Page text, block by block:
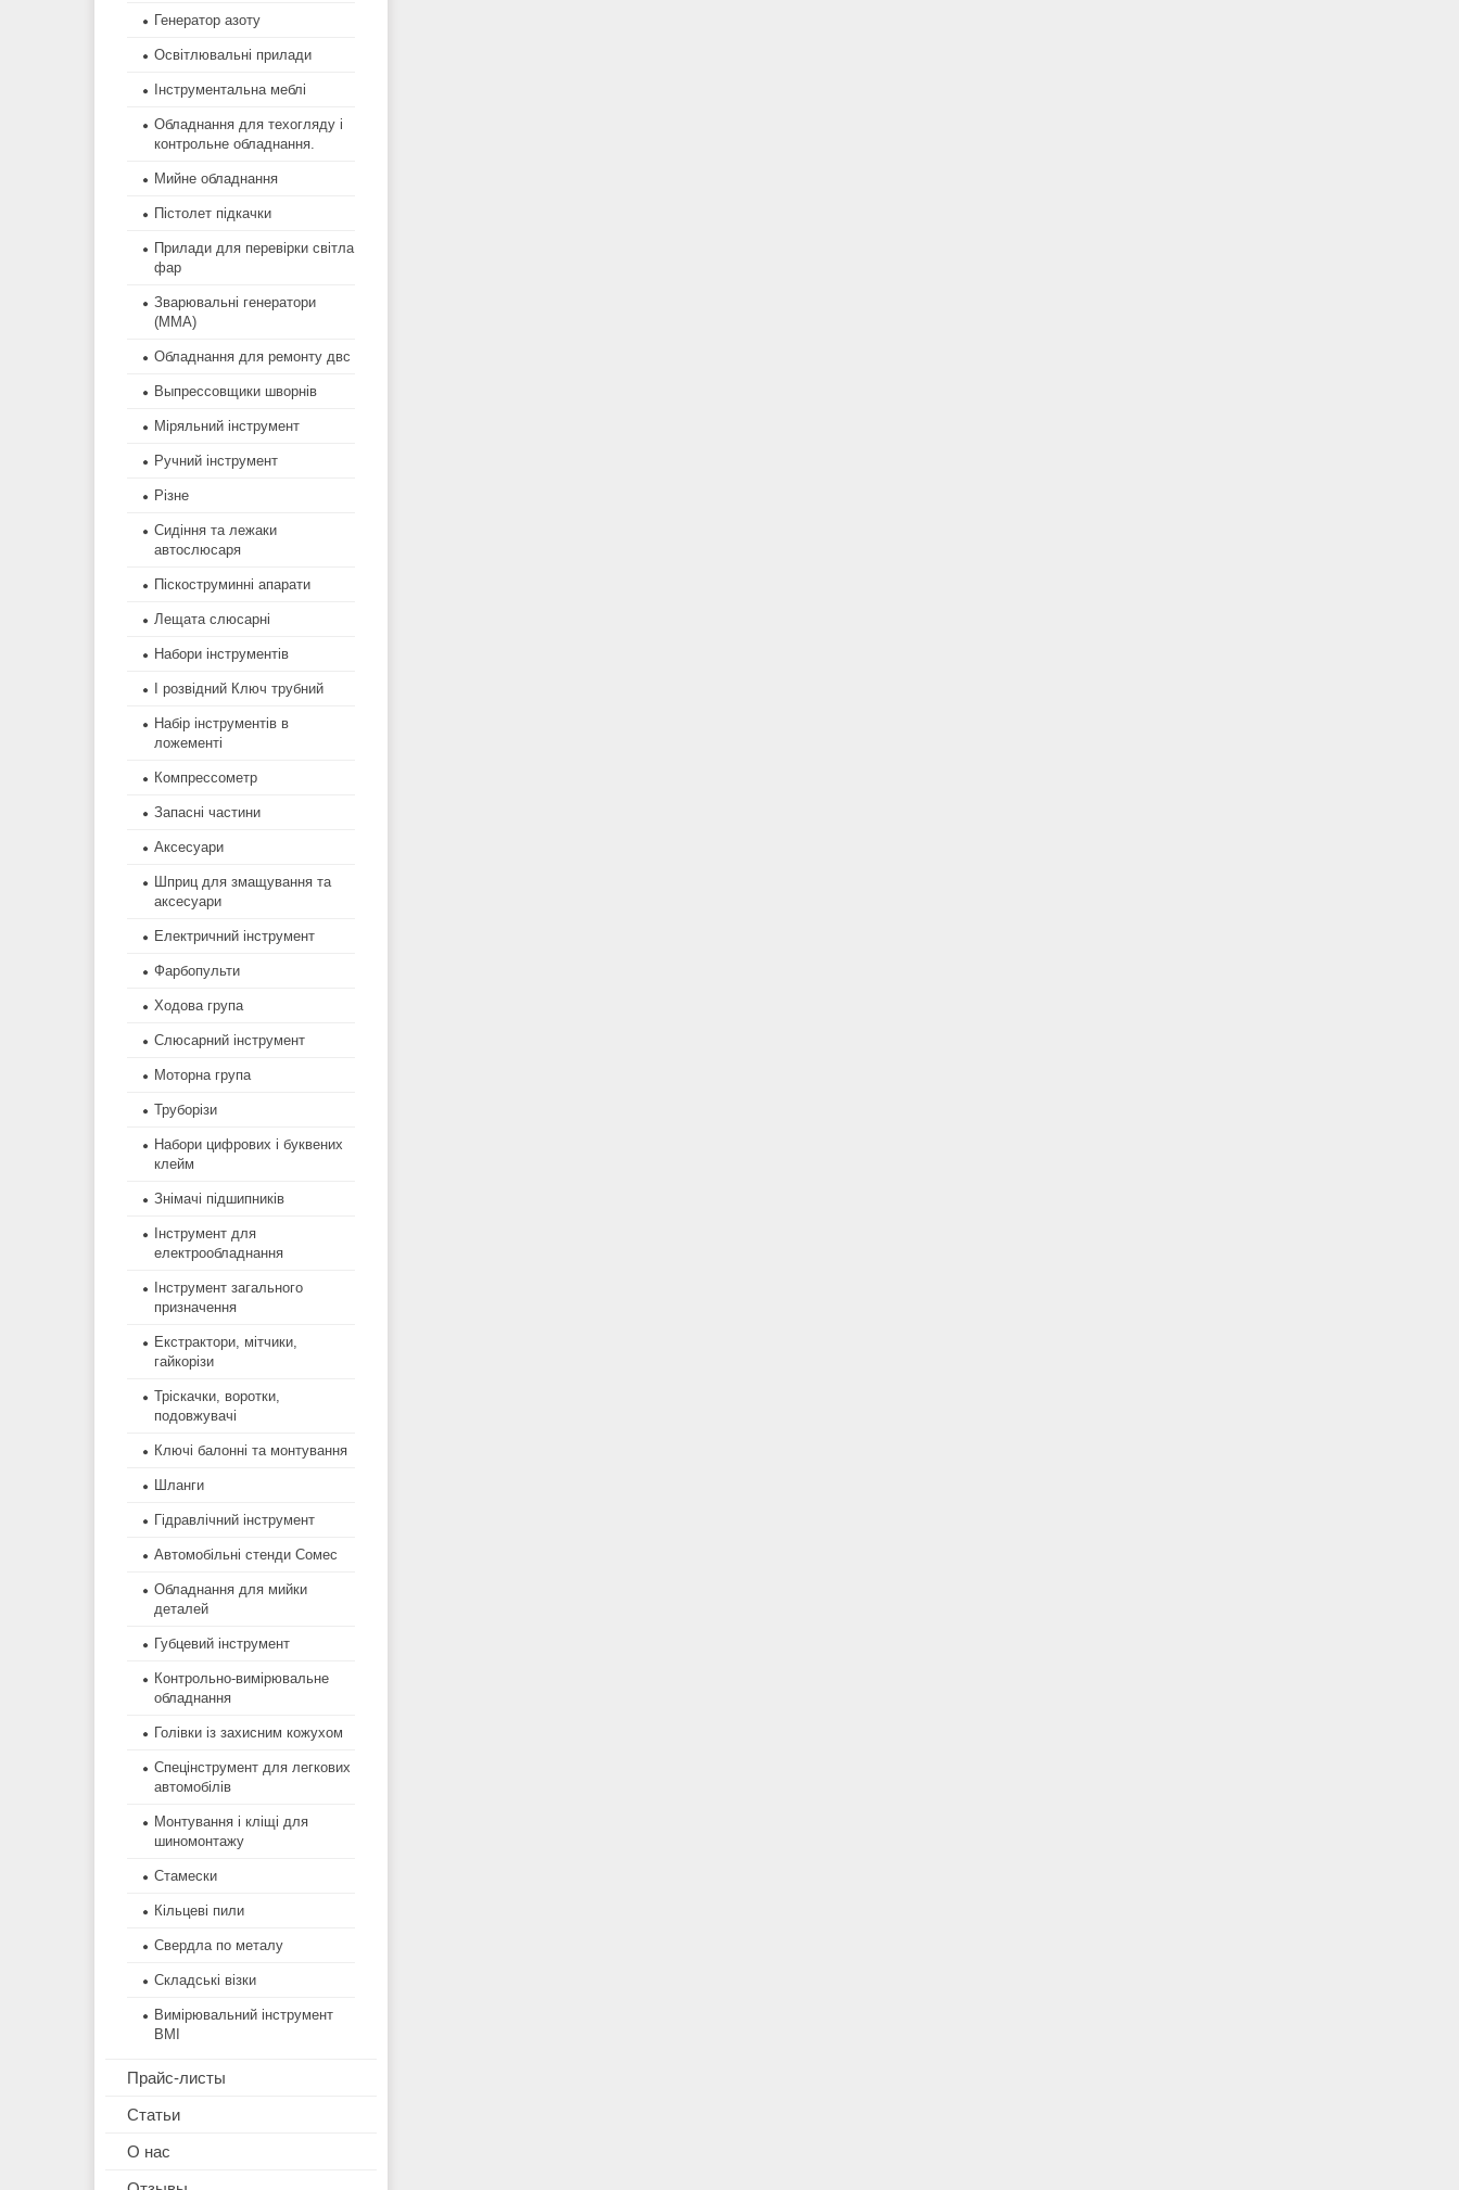
Генератор азоту
Освітлювальні прилади
Інструментальна меблі
Обладнання для техогляду і
контрольне обладнання.
Мийне обладнання
Пістолет підкачки
Прилади для перевірки світла
фар
Зварювальні генератори
(MMA)
Обладнання для ремонту двс
Выпрессовщики шворнів
Міряльний інструмент
Ручний інструмент
Різне
Сидіння та лежаки
автослюсаря
Піскоструминні апарати
Лещата слюсарні
Набори інструментів
І розвідний Ключ трубний
Набір інструментів в
ложементі
Компрессометр
Запасні частини
Аксесуари
Шприц для змащування та
аксесуари
Електричний інструмент
Фарбопульти
Ходова група
Слюсарний інструмент
Моторна група
Труборізи
Набори цифрових і буквених
клейм
Знімачі підшипників
Інструмент для
електрообладнання
Інструмент загального
призначення
Екстрактори, мітчики,
гайкорізи
Тріскачки, воротки,
подовжувачі
Ключі балонні та монтування
Шланги
Гідравлічний інструмент
Автомобільні стенди Сомес
Обладнання для мийки
деталей
Губцевий інструмент
Контрольно-вимірювальне
обладнання
Голівки із захисним кожухом
Спецінструмент для легкових
автомобілів
Монтування і кліщі для
шиномонтажу
Стамески
Кільцеві пили
Свердла по металу
Складські візки
Вимірювальний інструмент
BMI
Прайс-листы
Статьи
О нас